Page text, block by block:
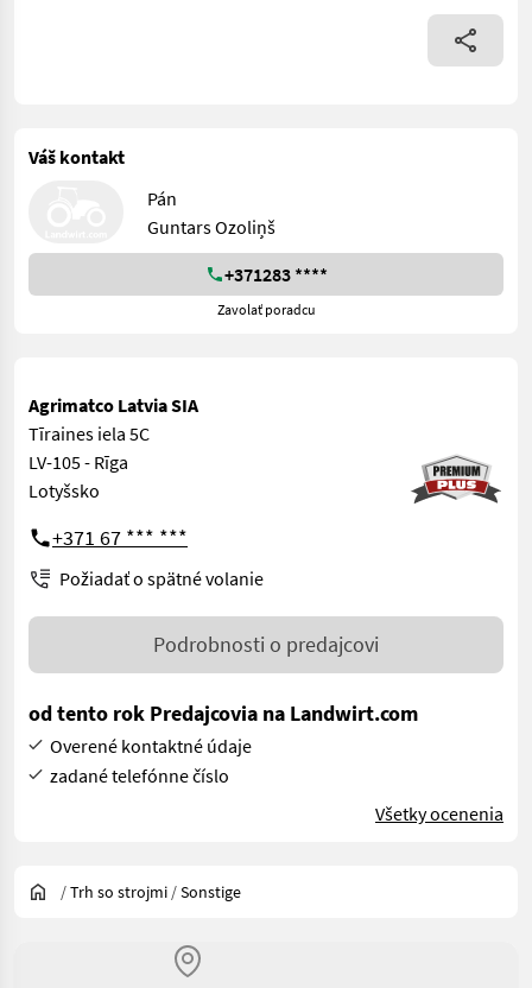
Váš kontakt
Pán
Guntars Ozoliņš
+371283 ****
Zavolať poradcu
Agrimatco Latvia SIA
Tīraines iela 5C
LV-105 - Rīga
Lotyšsko
+371 67 *** ***
Požiadať o spätné volanie
Podrobnosti o predajcovi
od tento rok Predajcovia na Landwirt.com
Overené kontaktné údaje
zadané telefónne číslo
Všetky ocenenia
/Trh so strojmi /Sonstige